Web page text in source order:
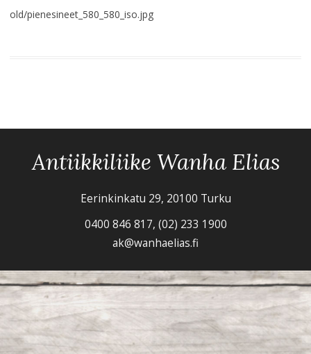
old/pienesineet_580_580_iso.jpg
Antiikkiliike Wanha Elias
Eerinkinkatu 29, 20100 Turku
0400 846 817, (02) 233 1900
ak@wanhaelias.fi